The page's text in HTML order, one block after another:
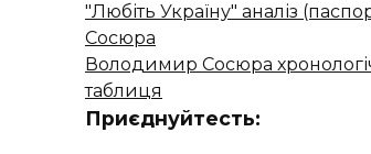
"Любіть Україну" аналіз
Сосюра
Володимир Сосюра
таблиця
Приєднуйтесть: